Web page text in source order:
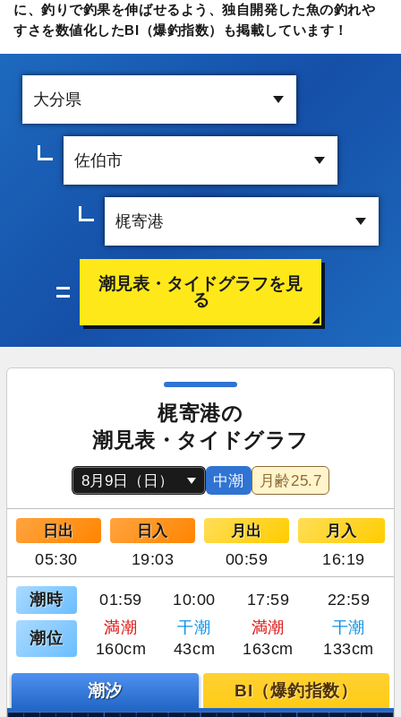
に、釣りで釣果を伸ばせるよう、独自開発した魚の釣れや
すさを数値化したBI（爆釣指数）も掲載しています！
潮見表・タイドグラフを見
る
梶寄港の
潮見表・タイドグラフ
中潮 月齢25.7
日出 日入 月出 月入
05:30 19:03 00:59 16:19
潮時 01:59 10:00 17:59 22:59
潮位
満潮 干潮 満潮
干潮
160cm
43cm 163cm 133cm
潮汐 BI（爆釣指数）